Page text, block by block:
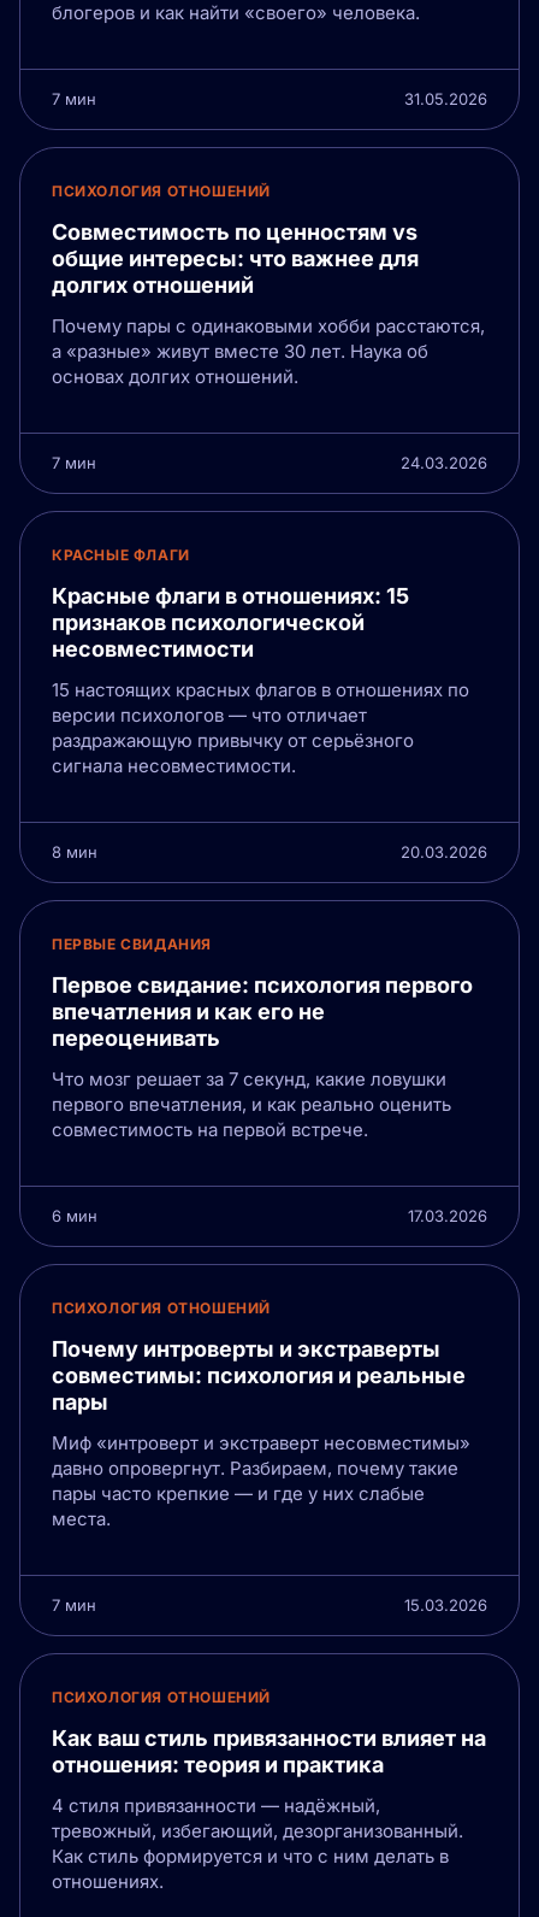
блогеров и как найти «своего» человека.
7 мин 31.05.2026
ПСИХОЛОГИЯ ОТНОШЕНИЙ
Совместимость по ценностям vs
общие интересы: что важнее для
долгих отношений
Почему пары с одинаковыми хобби расстаются,
а «разные» живут вместе 30 лет. Наука об
основах долгих отношений.
7 мин 24.03.2026
КРАСНЫЕ ФЛАГИ
Красные флаги в отношениях: 15
признаков психологической
несовместимости
15 настоящих красных флагов в отношениях по
версии психологов — что отличает
раздражающую привычку от серьёзного
сигнала несовместимости.
8 мин 20.03.2026
ПЕРВЫЕ СВИДАНИЯ
Первое свидание: психология первого
впечатления и как его не
переоценивать
Что мозг решает за 7 секунд, какие ловушки
первого впечатления, и как реально оценить
совместимость на первой встрече.
6 мин 17.03.2026
ПСИХОЛОГИЯ ОТНОШЕНИЙ
Почему интроверты и экстраверты
совместимы: психология и реальные
пары
Миф «интроверт и экстраверт несовместимы»
давно опровергнут. Разбираем, почему такие
пары часто крепкие — и где у них слабые
места.
7 мин 15.03.2026
ПСИХОЛОГИЯ ОТНОШЕНИЙ
Как ваш стиль привязанности влияет на
отношения: теория и практика
4 стиля привязанности — надёжный,
тревожный, избегающий, дезорганизованный.
Как стиль формируется и что с ним делать в
отношениях.